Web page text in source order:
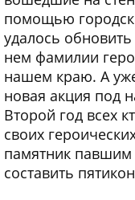
помощью
удалось
нем фамилии
нашем краю. А
новая акция под
Второй год всех
своих
памятник павшим
составить